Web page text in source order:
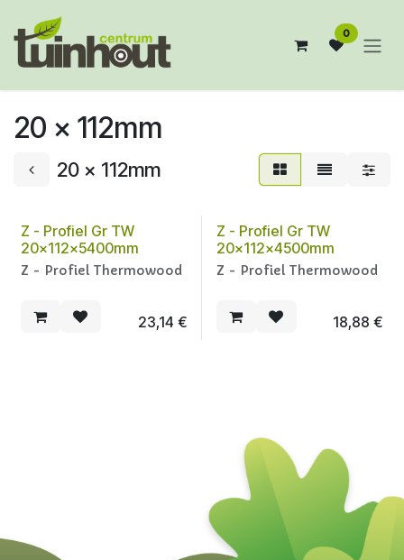
0
20 x 112mm
20 x 112mm
Z - Profiel Gr TW
20x112x5400mm
Z - Profiel Thermowood
23,14 €
Z - Profiel Gr TW
20x112x4500mm
Z - Profiel Thermowood
18,88 €